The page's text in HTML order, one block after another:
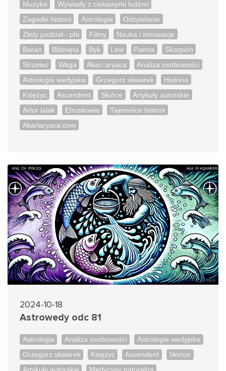
Muzyka
Wywiady z ciekawymi ludźmi
Zagadki historii
Astrologia
Odżywianie
Złoty podział - phi
Filmy
Nauka i innowacje
Baran
Bliźnięta Byk Lew Panna
Skorpion
Strzelec
Waga Akari aryaca
Analiza osobowości
Astrologia wedyjska
Grzegorz skwarek
Historia
Księżyc
Ascendent Słońce
Artykuły autorskie
Artur lalak
Etruskowie
Tajemnice historii
Akariaryaca.com
2024-10-18
Astrowedy odc 81
Astrologia Analiza osobowości
Astrologia wedyjska
Grzegorz skwarek
Księżyc Ascendent
Słońce